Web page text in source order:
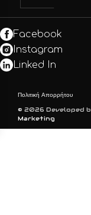
© 2026 Developed
Marketing
Πολιτική Απορρήτου
Facebook
Instagram
Linked In